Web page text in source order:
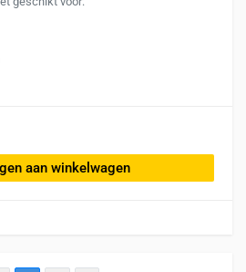
aan winkelwagen